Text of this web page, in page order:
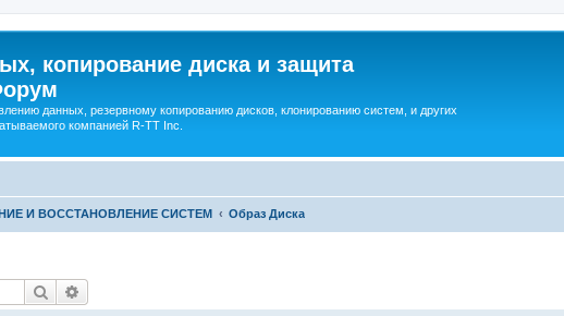
копирование диска и защита
данных, резервному копированию дисков, клонированию систем, и других
компанией R-TT Inc.
И ВОССТАНОВЛЕНИЕ СИСТЕМ Образ Диска
Search